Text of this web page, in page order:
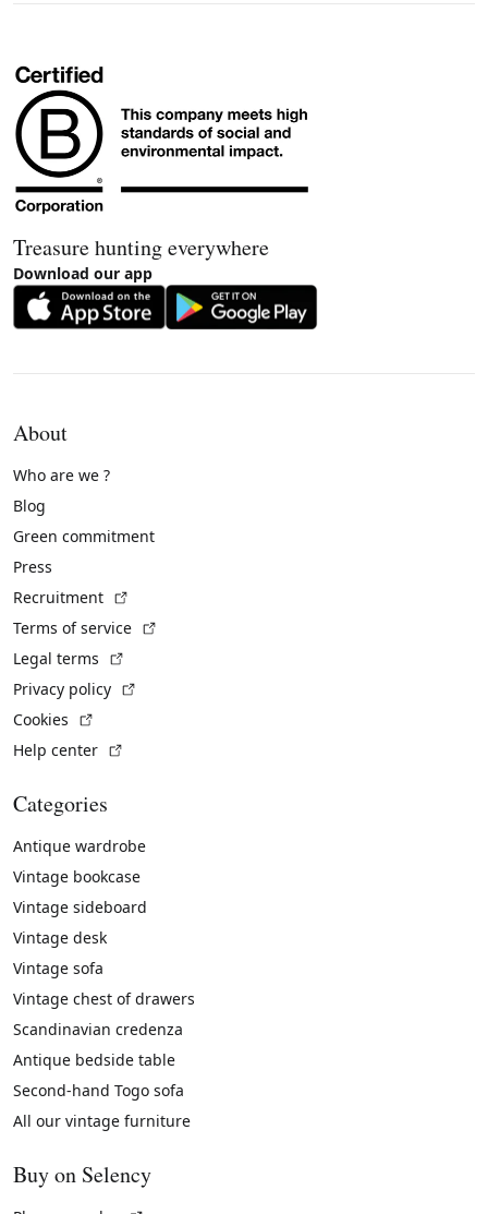
Treasure hunting everywhere
Download our app
About
Who are we ?
Blog
Green commitment
Press
Recruitment
Terms of service
Legal terms
Privacy policy
Cookies
Help center
Categories
Antique wardrobe
Vintage bookcase
Vintage sideboard
Vintage desk
Vintage sofa
Vintage chest of drawers
Scandinavian credenza
Antique bedside table
Second-hand Togo sofa
All our vintage furniture
Buy on Selency